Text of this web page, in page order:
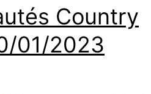
Country
01/2023